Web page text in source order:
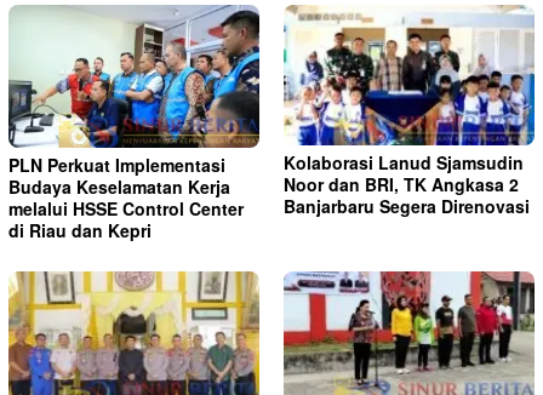
PLN Perkuat Implementasi
Budaya Keselamatan Kerja
melalui HSSE Control Center
di Riau dan Kepri
Kolaborasi Lanud Sjamsudin
Noor dan BRI, TK Angkasa 2
Banjarbaru Segera Direnovasi